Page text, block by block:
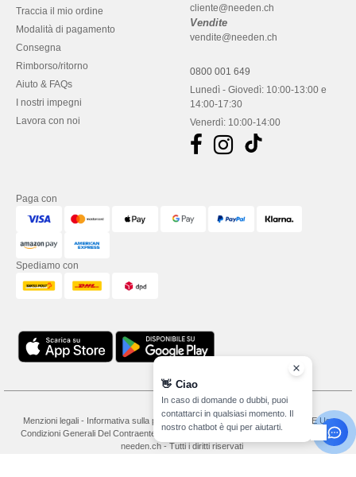
Traccia il mio ordine
Modalità di pagamento
Consegna
Rimborso/ritorno
Aiuto & FAQs
I nostri impegni
Lavora con noi
cliente@needen.ch
Vendite
vendite@needen.ch
0800 001 649
Lunedì - Giovedì: 10:00-13:00 e
14:00-17:30
Venerdì: 10:00-14:00
Paga con
Spediamo con
Menzioni legali - Informativa sulla privacy Condizioni Generali Di Accesso E Uso-
Condizioni Generali Del Contraente
-Politica sui cookie- Site Map
Copyright 2026
needen.ch - Tutti i diritti riservati
👋 Ciao
In caso di domande o dubbi, puoi
contattarci in qualsiasi momento. Il
nostro chatbot è qui per aiutarti.